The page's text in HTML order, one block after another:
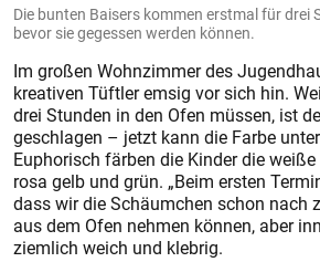
Die bunten Baisers kommen erstmal für drei
bevor sie gegessen werden können.
Im großen Wohnzimmer des
kreativen Tüftler emsig vor sich hin.
drei Stunden in den Ofen müssen, ist
geschlagen – jetzt kann die Farbe
Euphorisch färben die Kinder die
rosa gelb und grün. „Beim ersten
dass wir die Schäumchen schon nach
aus dem Ofen nehmen können, aber
ziemlich weich und klebrig.